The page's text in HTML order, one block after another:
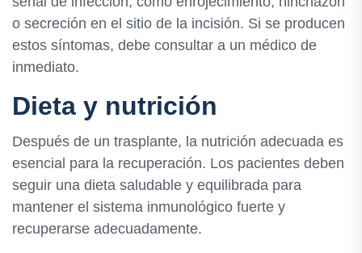
o secreción en el sitio de la incisión. Si se producen
estos síntomas, debe consultar a un médico de
inmediato.
Dieta y nutrición
Después de un trasplante, la nutrición adecuada es
esencial para la recuperación. Los pacientes deben
seguir una dieta saludable y equilibrada para
mantener el sistema inmunológico fuerte y
recuperarse adecuadamente.